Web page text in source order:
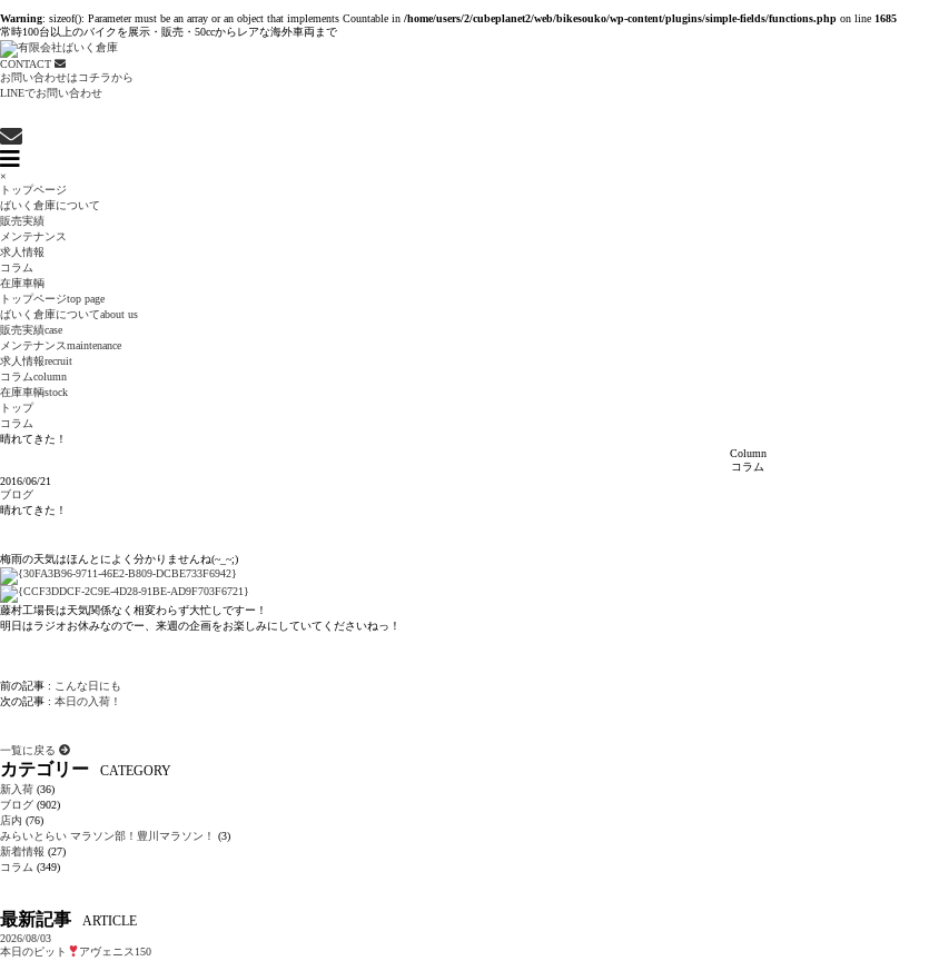
Warning: sizeof(): Parameter must be an array or an object that implements Countable in /home/users/2/cubeplanet2/web/bikesouko/wp-content/plugins/simple-fields/functions.php on line 1685
常時100台以上のバイクを展示・販売・50ccからレアな海外車両まで
CONTACT
お問い合わせはコチラから
LINEでお問い合わせ
×
トップページ
ばいく倉庫について
販売実績
メンテナンス
求人情報
コラム
在庫車輌
トップページtop page
ばいく倉庫についてabout us
販売実績case
メンテナンスmaintenance
求人情報recruit
コラムcolumn
在庫車輌stock
トップ
コラム
晴れてきた！
Column
コラム
2016/06/21
ブログ
晴れてきた！
梅雨の天気はほんとによく分かりませんね(~_~;)
藤村工場長は天気関係なく相変わらず大忙しですー！
明日はラジオお休みなのでー、来週の企画をお楽しみにしていてくださいねっ！
前の記事 : こんな日にも
次の記事 : 本日の入荷！
一覧に戻る
カテゴリー CATEGORY
新入荷 (36)
ブログ (902)
店内 (76)
みらいとらい マラソン部！豊川マラソン！
(3)
新着情報 (27)
コラム (349)
最新記事 ARTICLE
2026/08/03
本日のピット
アヴェニス150